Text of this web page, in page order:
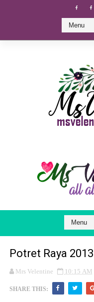
Potret Raya 2013
Mrs Velentine 10:15 AM
SHARE THIS: